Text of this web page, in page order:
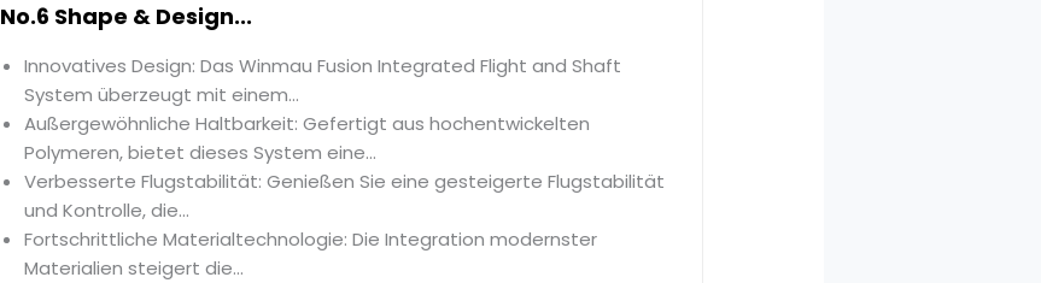
No.6 Shape & Design...
Innovatives Design: Das Winmau Fusion Integrated Flight and Shaft
System überzeugt mit einem...
Außergewöhnliche Haltbarkeit: Gefertigt aus hochentwickelten
Polymeren, bietet dieses System eine...
Verbesserte Flugstabilität: Genießen Sie eine gesteigerte Flugstabilität
und Kontrolle, die...
Fortschrittliche Materialtechnologie: Die Integration modernster
Materialien steigert die...